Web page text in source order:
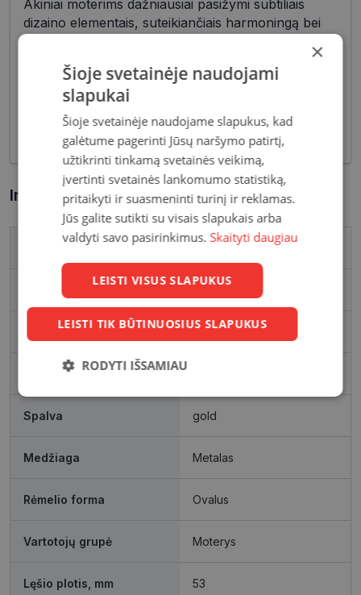
Akiniai moterims dažniausiai pasižymi subtiliais
dizaino elementais, suteikiančiais harmoningą bei
įvairovė leidžia akinių dizaineriams pristatyti Jums
tiek klasikinių, tiek netikėčiausių ir drąsiausių
sprendimų akinių rėmelių. Tai ne tik regėjimo
korekcija, tačiau ir stilingas kasdieninės išvaizdos
akcentas.
Informacija apie prekę
Prekės ženklas
Išleidimo metai
Rėmelio matmenys, mm 53-18
Rėmelio dydis
Spalva gold
Medžiaga Metalas
Rėmelio forma Ovalus
Vartotojų grupė Moterys
Lęšio plotis, mm 53
×
Šioje svetainėje naudojami
slapukai
Šioje svetainėje naudojame slapukus, kad
galėtume pagerinti Jūsų naršymo patirtį,
užtikrinti tinkamą svetainės veikimą,
įvertinti svetainės lankomumo statistiką,
pritaikyti ir suasmeninti turinį ir reklamas.
Jūs galite sutikti su visais slapukais arba
valdyti savo pasirinkimus. Skaityti daugiau
LEISTI VISUS SLAPUKUS
LEISTI TIK BŪTINUOSIUS SLAPUKUS
RODYTI IŠSAMIAU
Būtinieji
Statistikos
slapukai
Rinkodaros
Neklasifikuoti